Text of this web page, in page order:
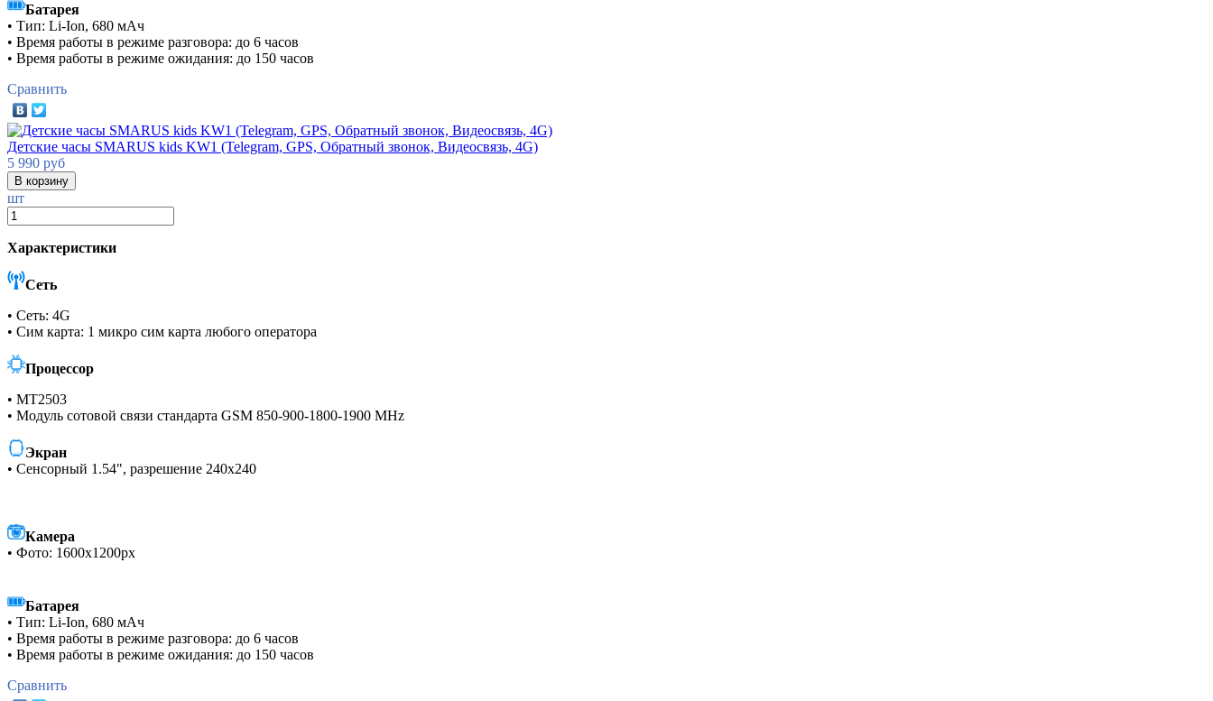
Батарея
• Тип: Li-Ion, 680 мАч
• Время работы в режиме разговора: до 6 часов
• Время работы в режиме ожидания: до 150 часов
Сравнить
Детские часы SMARUS kids KW1 (Telegram, GPS, Обратный звонок, Видеосвязь, 4G)
5 990 руб
шт
Характеристики
Сеть
• Сеть: 4G
• Сим карта: 1 микро сим карта любого оператора
Процессор
• MT2503
• Модуль сотовой связи стандарта GSM 850-900-1800-1900 MHz
Экран
• Сенсорный 1.54", разрешение 240x240
Камера
• Фото: 1600х1200px
Батарея
• Тип: Li-Ion, 680 мАч
• Время работы в режиме разговора: до 6 часов
• Время работы в режиме ожидания: до 150 часов
Сравнить